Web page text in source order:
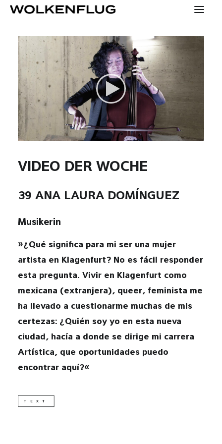
SPECIALS
KONTAKT
PRESSE
HOME
MENSCHEN
DSGVO
IMPRESSUM
VIDEO DER WOCHE
39 ANA LAURA DOMÍNGUEZ
Musikerin
»¿Qué significa para mi ser una mujer
artista en Klagenfurt? No es fácil responder
esta pregunta. Vivir en Klagenfurt como
mexicana (extranjera), queer, feminista me
ha llevado a cuestionarme muchas de mis
certezas: ¿Quién soy yo en esta nueva
ciudad, hacía a donde se dirige mi carrera
Artística, que oportunidades puedo
encontrar aquí?«
TEXT